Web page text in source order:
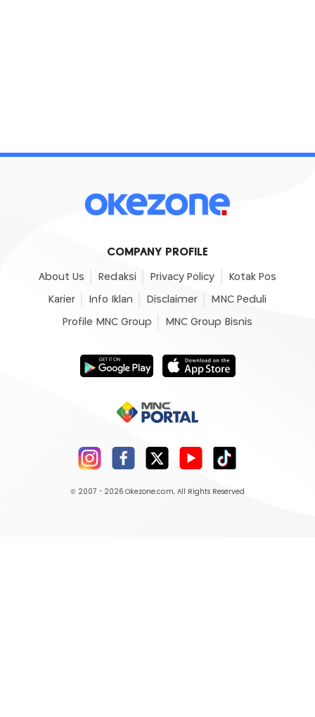
COMPANY PROFILE
About Us Redaksi Privacy Policy Kotak Pos
Karier Info Iklan Disclaimer MNC Peduli
Profile MNC Group MNC Group Bisnis
© 2007 - 2026 Okezone.com, All Rights Reserved